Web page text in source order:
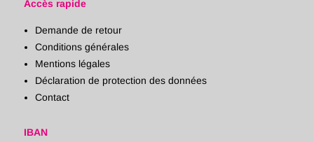
Accès rapide
Demande de retour
Conditions générales
Mentions légales
Déclaration de protection des données
Contact
IBAN